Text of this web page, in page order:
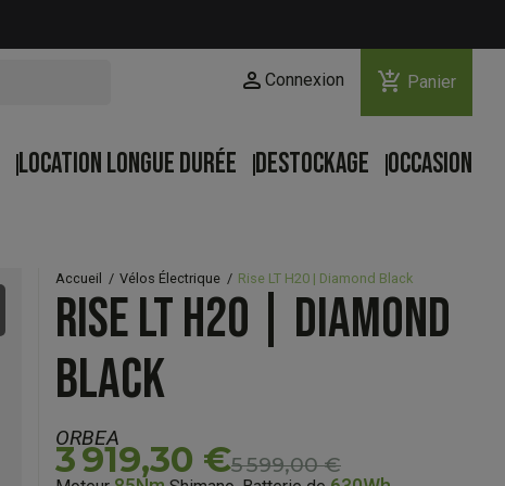
person Connexion add_shopping_cart Panier
LOCATION LONGUE DURÉE DESTOCKAGE OCCASION
Accueil Vélos Électrique Rise LT H20 | Diamond Black
RISE LT H20 | DIAMOND
BLACK
ORBEA
3 919,30 €5 599,00 €